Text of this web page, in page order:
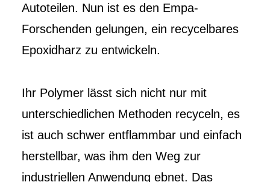
Autoteilen. Nun ist es den Empa-
Forschenden gelungen, ein recycelbares
Epoxidharz zu entwickeln.
Ihr Polymer lässt sich nicht nur mit
unterschiedlichen Methoden recyceln, es
ist auch schwer entflammbar und einfach
herstellbar, was ihm den Weg zur
industriellen Anwendung ebnet. Das